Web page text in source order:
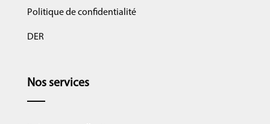
Politique de confidentialité
DER
Nos services